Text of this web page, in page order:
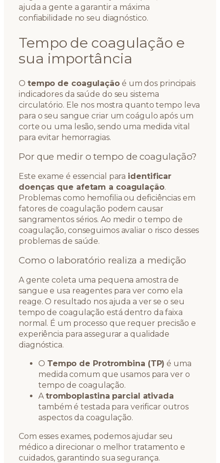
ajuda a gente a garantir a máxima
confiabilidade no seu diagnóstico.
Tempo de coagulação e
sua importância
O tempo de coagulaçãoé um dos principais
indicadores da saúde do seu sistema
circulatório. Ele nos mostra quanto tempo leva
para o seu sangue criar um coágulo após um
corte ou uma lesão, sendo uma medida vital
para evitar hemorragias.
Por que medir o tempo de coagulação?
Este exame é essencial para identificar
doenças que afetam a coagulação.
Problemas como hemofilia ou deficiências em
fatores de coagulação podem causar
sangramentos sérios. Ao medir o tempo de
coagulação, conseguimos avaliar o risco desses
problemas de saúde.
Como o laboratório realiza a medição
A gente coleta uma pequena amostra de
sangue e usa reagentes para ver como ela
reage. O resultado nos ajuda a ver se o seu
tempo de coagulação está dentro da faixa
normal. É um processo que requer precisão e
experiência para assegurar a qualidade
diagnóstica.
O Tempo de Protrombina (TP) é uma
medida comum que usamos para ver o
tempo de coagulação.
Atromboplastina parcial ativada
também é testada para verificar outros
aspectos da coagulação.
Com esses exames, podemos ajudar seu
médico a direcionar o melhor tratamento e
cuidados, garantindo sua segurança.